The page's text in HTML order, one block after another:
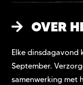
OVER
Elke dinsdagavond
September.
samenwerking met